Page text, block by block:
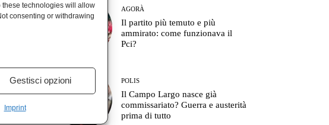
technologies will allow
consenting or withdrawing
Gestisci opzioni
Imprint
AGORÀ
Il partito più temuto e più
ammirato: come funzionava il
Pci?
POLIS
Il Campo Largo nasce già
commissariato? Guerra e austerità
prima di tutto